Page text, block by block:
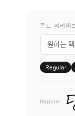
폰트 미리써
Regular
Regular